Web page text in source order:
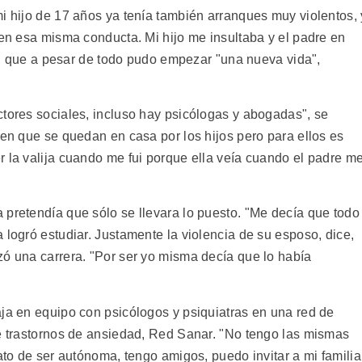
hijo de 17 años ya tenía también arranques muy violentos,
esa misma conducta. Mi hijo me insultaba y el padre en
a pesar de todo pudo empezar "una nueva vida",
sociales, incluso hay psicólogas y abogadas", se
que se quedan en casa por los hijos pero para ellos es
la valija cuando me fui porque ella veía cuando el padre
que sólo se llevara lo puesto. "Me decía que todo
estudiar. Justamente la violencia de su esposo, dice,
una carrera. "Por ser yo misma decía que lo había
en equipo con psicólogos y psiquiatras en una red de
de ansiedad, Red Sanar. "No tengo las mismas
de ser autónoma, tengo amigos, puedo invitar a mi familia